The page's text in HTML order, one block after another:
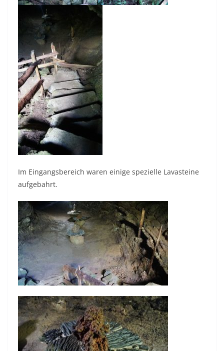
Im Eingangsbereich waren einige spezielle Lavasteine
aufgebahrt.